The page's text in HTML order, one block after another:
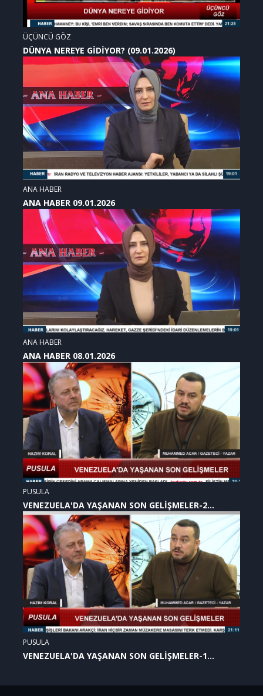
ÜÇÜNCÜ GÖZ
DÜNYA NEREYE GİDİYOR? (09.01.2026)
ANA HABER
ANA HABER 09.01.2026
ANA HABER
ANA HABER 08.01.2026
PUSULA
VENEZUELA'DA YAŞANAN SON GELİŞMELER-2
(07.01.2026)
PUSULA
VENEZUELA'DA YAŞANAN SON GELİŞMELER-1